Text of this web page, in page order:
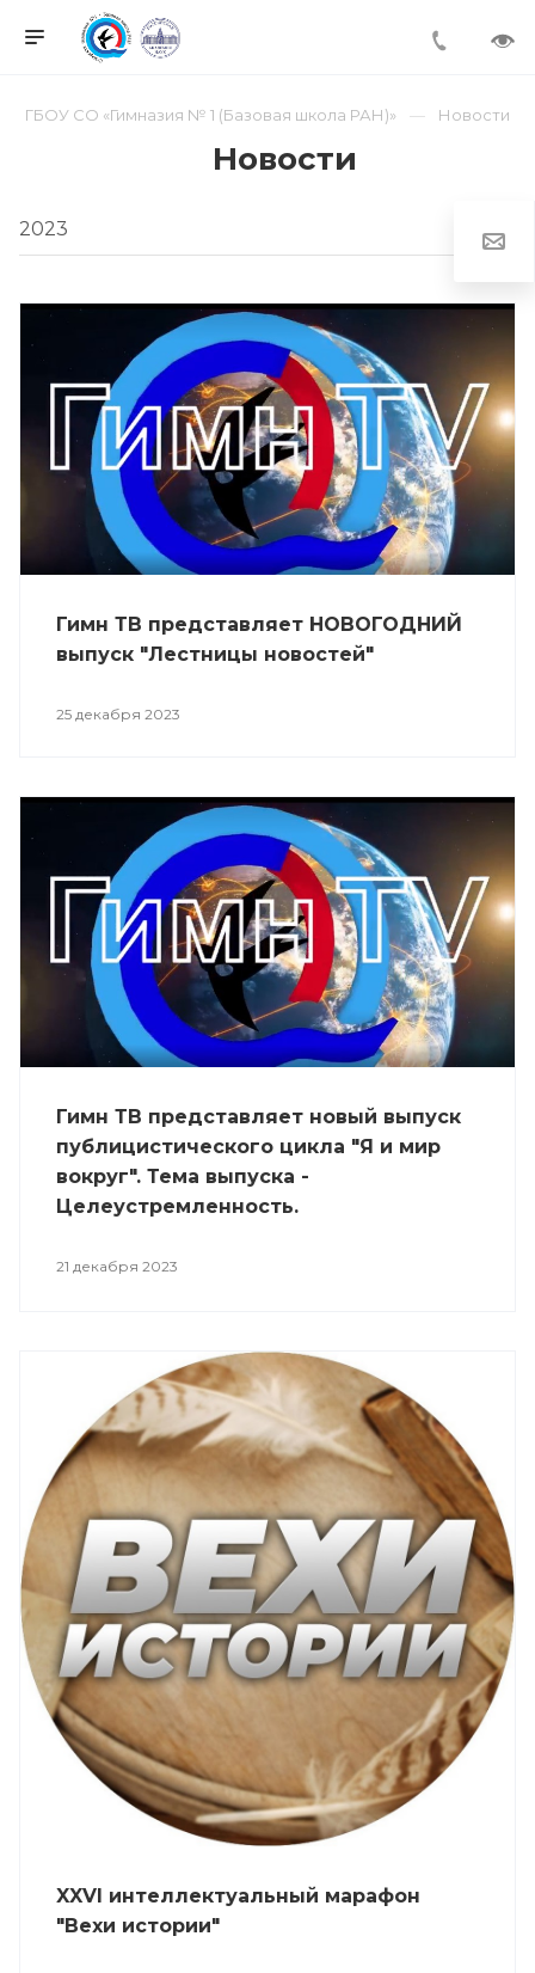
ГБОУ СО «Гимназия № 1 (Базовая школа РАН)» Новости
Новости
Гимн ТВ представляет НОВОГОДНИЙ
выпуск "Лестницы новостей"
25 декабря 2023
Гимн ТВ представляет новый выпуск
публицистического цикла "Я и мир
вокруг". Тема выпуска -
Целеустремленность.
21 декабря 2023
XXVI интеллектуальный марафон
"Вехи истории"